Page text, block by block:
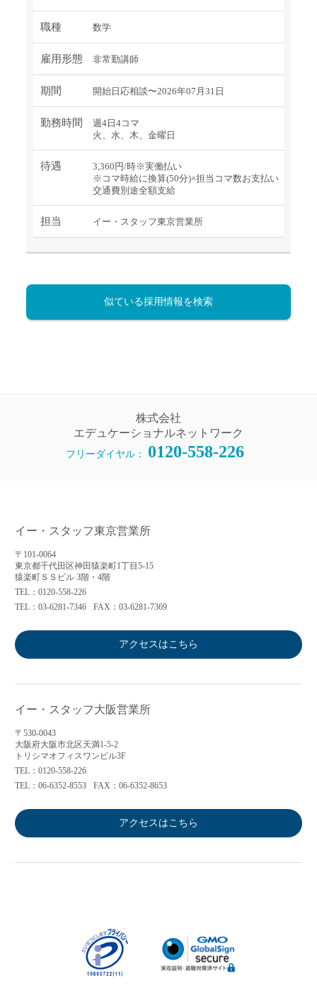
職種 数学
雇用形態 非常勤講師
期間 開始日応相談〜2026年07月31日
勤務時間
週4日4コマ
火、水、木、金曜日
待遇
3,360円/時※実働払い
※コマ時給に換算(50分)×担当コマ数お支払い
交通費別途全額支給
担当 イー・スタッフ東京営業所
似ている採用情報を検索
株式会社
エデュケーショナルネットワーク
フリーダイヤル： 0120-558-226
イー・スタッフ東京営業所
〒101-0064
東京都千代田区神田猿楽町1丁目5-15
猿楽町ＳＳビル 3階・4階
TEL：0120-558-226
TEL：03-6281-7346
FAX：03-6281-7369
アクセスはこちら
イー・スタッフ大阪営業所
〒530-0043
大阪府大阪市北区天満1-5-2
トリシマオフィスワンビル3F
TEL：0120-558-226
TEL：06-6352-8553
FAX：06-6352-8653
アクセスはこちら